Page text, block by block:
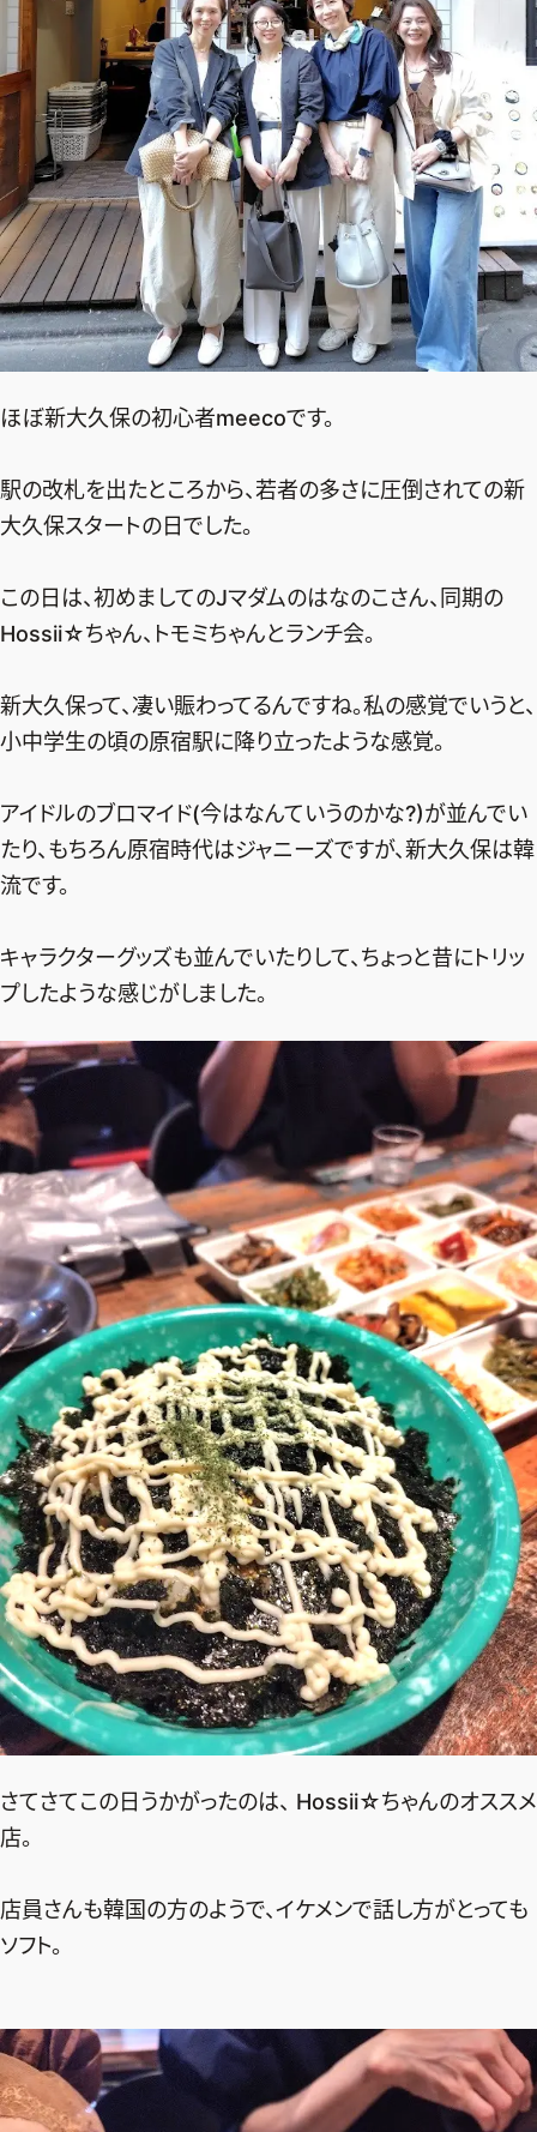
そしてエクラの美意識を、SNSで発信しています。
JOIN US
編集部から届くメールマガジン、
会員限定プレゼントや特別イベントへの応募など
特典が満載！
新規会員登録はこちら
ほぼ新大久保の初心者meecoです。
駅の改札を出たところから、若者の多さに圧倒されての新
大久保スタートの日でした。
この日は、初めましてのJマダムのはなのこさん、同期の
Hossii☆ちゃん、トモミちゃんとランチ会。
新大久保って、凄い賑わってるんですね。私の感覚でいうと、
小中学生の頃の原宿駅に降り立ったような感覚。
アイドルのブロマイド(今はなんていうのかな?)が並んでい
たり、もちろん原宿時代はジャニーズですが、新大久保は韓
流です。
キャラクターグッズも並んでいたりして、ちょっと昔にトリッ
プしたような感じがしました。
さてさてこの日うかがったのは、 Hossii☆ちゃんのオススメ
店。
店員さんも韓国の方のようで、イケメンで話し方がとっても
ソフト。